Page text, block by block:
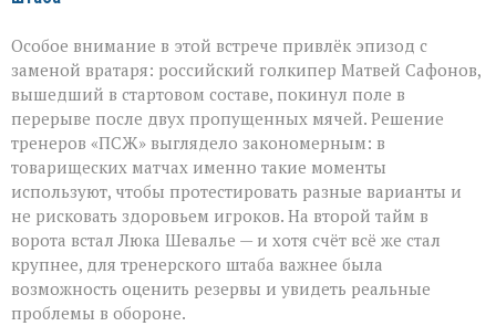
Особое внимание в этой встрече привлёк эпизод с
заменой вратаря: российский голкипер Матвей Сафонов,
вышедший в стартовом составе, покинул поле в
перерыве после двух пропущенных мячей. Решение
тренеров «ПСЖ» выглядело закономерным: в
товарищеских матчах именно такие моменты
используют, чтобы протестировать разные варианты и
не рисковать здоровьем игроков. На второй тайм в
ворота встал Люка Шевалье — и хотя счёт всё же стал
крупнее, для тренерского штаба важнее была
возможность оценить резервы и увидеть реальные
проблемы в обороне.